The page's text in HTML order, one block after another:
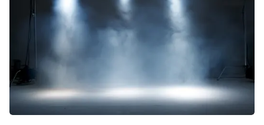
ACHETER DES BILLETS